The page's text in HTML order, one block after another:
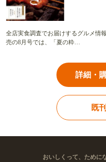
全店実食調査でお届けするグルメ情
売の8月号では、「夏の粋…
詳細・
既
おいしくって、ために